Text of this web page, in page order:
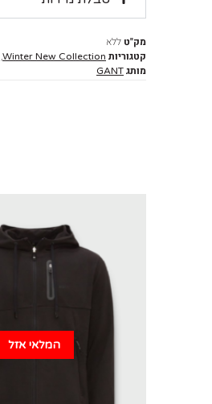
מק"ט ללא
קטגוריות Winter New Collection
,
מותג GANT
המלאי אזל